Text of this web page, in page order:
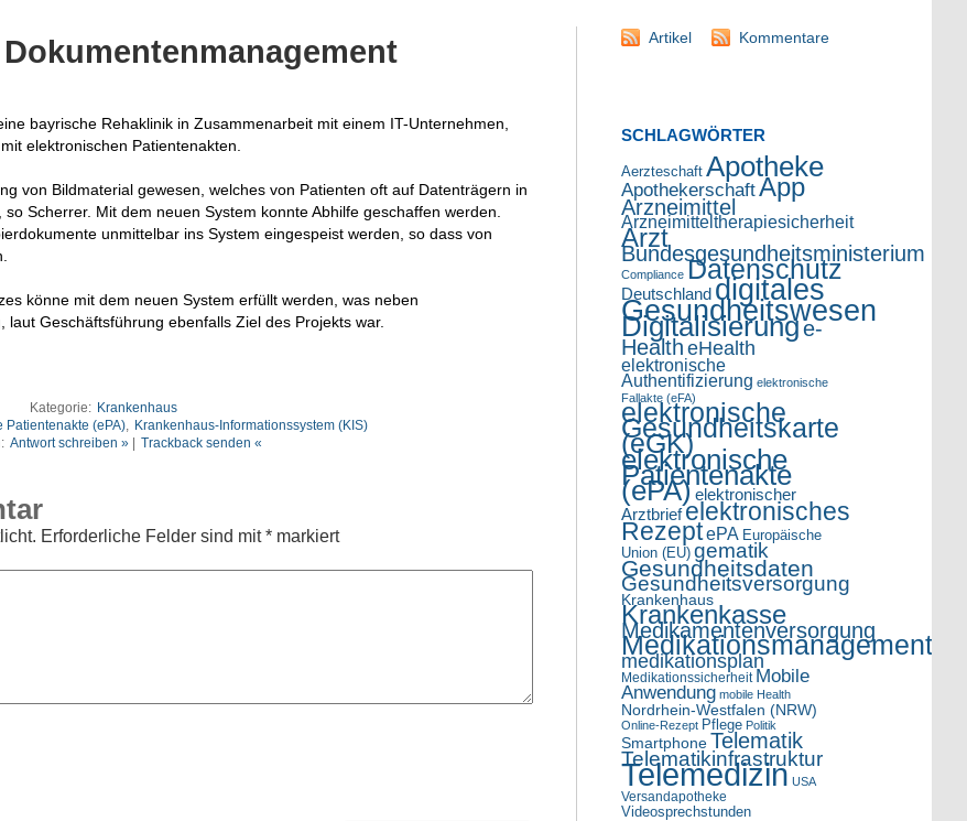
bayrische Rehaklinik in Zusammenarbeit mit einem IT-Unternehmen,
elektronischen Patientenakten.
von Bildmaterial gewesen, welches von Patienten oft auf Datenträgern in
Scherrer. Mit dem neuen System konnte Abhilfe geschaffen werden.
unmittelbar ins System eingespeist werden, so dass von
könne mit dem neuen System erfüllt werden, was neben
Geschäftsführung ebenfalls Ziel des Projekts war.
Kategorie: Krankenhaus
Patientenakte (ePA), Krankenhaus-Informationssystem (KIS)
Antwort schreiben »| Trackback senden «
Erforderliche Felder sind mit* markiert
Artikel Kommentare
SCHLAGWÖRTER
Aerzteschaft Apotheke
ApothekerschaftApp
Arzneimittel
Arzneimitteltherapiesicherheit
Arzt
Bundesgesundheitsministerium
Compliance Datenschutz
Deutschlanddigitales
Gesundheitswesen
Digitalisierunge-
Health eHealth
elektronische
Authentifizierung elektronische
Fallakte (eFA)
elektronische
Gesundheitskarte
(eGK)
elektronische
Patientenakte
(ePA) elektronischer
Arztbriefelektronisches
RezeptePA Europäische
Union (EU) gematik
Gesundheitsdaten
Gesundheitsversorgung
Krankenhaus
Krankenkasse
Medikamentenversorgung
Medikationsmanagement
medikationsplan
Medikationssicherheit Mobile
Anwendung mobile Health
Nordrhein-Westfalen (NRW)
Online-Rezept Pflege Politik
Smartphone Telematik
Telematikinfrastruktur
Telemedizin USA
Versandapotheke
Videosprechstunden